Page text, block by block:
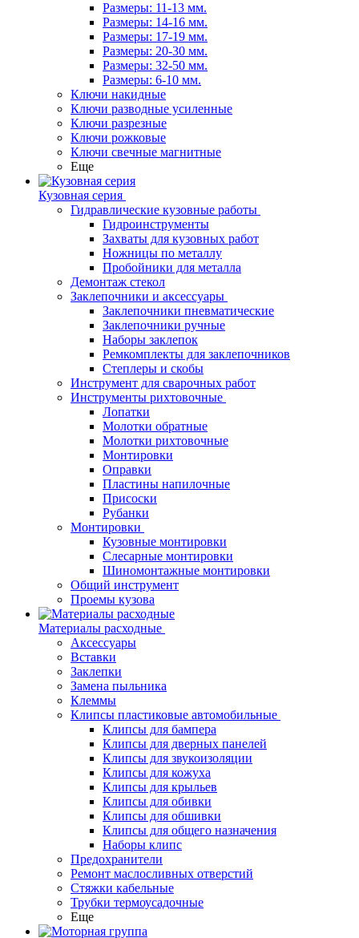
Размеры: 11-13 мм.
Размеры: 14-16 мм.
Размеры: 17-19 мм.
Размеры: 20-30 мм.
Размеры: 32-50 мм.
Размеры: 6-10 мм.
Ключи накидные
Ключи разводные усиленные
Ключи разрезные
Ключи рожковые
Ключи свечные магнитные
Еще
Кузовная серия
Гидравлические кузовные работы
Гидроинструменты
Захваты для кузовных работ
Ножницы по металлу
Пробойники для металла
Демонтаж стекол
Заклепочники и аксессуары
Заклепочники пневматические
Заклепочники ручные
Наборы заклепок
Ремкомплекты для заклепочников
Степлеры и скобы
Инструмент для сварочных работ
Инструменты рихтовочные
Лопатки
Молотки обратные
Молотки рихтовочные
Монтировки
Оправки
Пластины напилочные
Присоски
Рубанки
Монтировки
Кузовные монтировки
Слесарные монтировки
Шиномонтажные монтировки
Общий инструмент
Проемы кузова
Материалы расходные
Аксессуары
Вставки
Заклепки
Замена пыльника
Клеммы
Клипсы пластиковые автомобильные
Клипсы для бампера
Клипсы для дверных панелей
Клипсы для звукоизоляции
Клипсы для кожуха
Клипсы для крыльев
Клипсы для обивки
Клипсы для обшивки
Клипсы для общего назначения
Наборы клипс
Предохранители
Ремонт маслосливных отверстий
Стяжки кабельные
Трубки термоусадочные
Еще